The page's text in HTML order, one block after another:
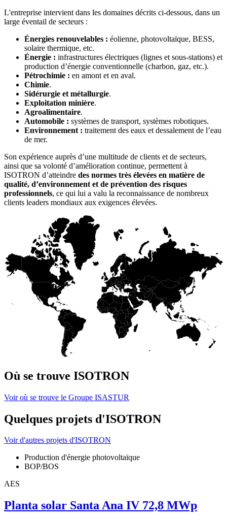
L'entreprise intervient dans les domaines décrits ci-dessous, dans un
large éventail de secteurs :
Énergies renouvelables : éolienne, photovoltaïque, BESS,
solaire thermique, etc.
Énergie : infrastructures électriques (lignes et sous-stations) et
production d’énergie conventionnelle (charbon, gaz, etc.).
Pétrochimie : en amont et en aval.
Chimie.
Sidérurgie et métallurgie.
Exploitation minière.
Agroalimentaire.
Automobile : systèmes de transport, systèmes robotiques.
Environnement : traitement des eaux et dessalement de l’eau
de mer.
Son expérience auprès d’une multitude de clients et de secteurs,
ainsi que sa volonté d’amélioration continue, permettent à
ISOTRON d’atteindre des normes très élevées en matière de
qualité, d’environnement et de prévention des risques
professionnels, ce qui lui a valu la reconnaissance de nombreux
clients leaders mondiaux aux exigences élevées.
Où se trouve ISOTRON
Voir où se trouve le Groupe ISASTUR
Quelques projets d'ISOTRON
Voir d'autres projets d'ISOTRON
Production d'énergie photovoltaïque
BOP/BOS
AES
Planta solar Santa Ana IV 72,8 MWp